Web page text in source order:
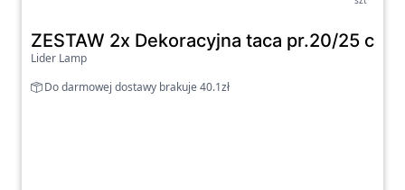
ZESTAW 2x Dekoracyjna taca pr.20/25 cm
Lider Lamp
Do darmowej dostawy brakuje 40.1zł